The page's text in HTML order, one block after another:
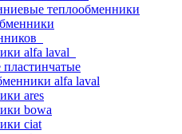
теплообменники
alfa laval
alfa laval
ares
bowa
ciat